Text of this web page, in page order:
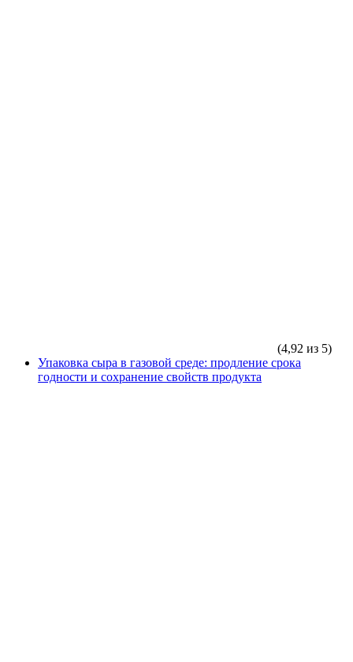
(4,92 из 5)
Упаковка сыра в газовой среде: продление срока
годности и сохранение свойств продукта